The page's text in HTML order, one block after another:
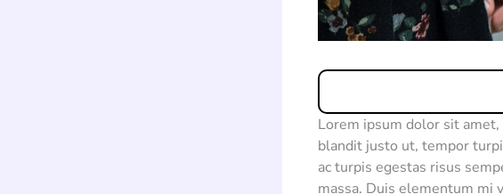
Lorem ipsum dolor sit
blandit justo ut, tempor
ac turpis egestas risus
massa. Duis elementum mi